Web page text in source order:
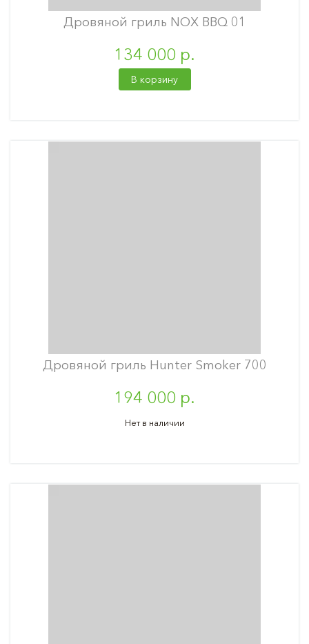
Дровяной гриль NOX BBQ 01
134 000 р.
В корзину
Дровяной гриль Hunter Smoker 700
194 000 р.
Нет в наличии